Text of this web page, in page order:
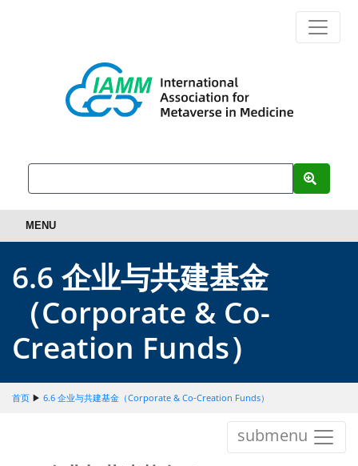
MENU
6.6 企业与共建基金
（Corporate & Co-
Creation Funds）
首页 ▶ 6.6 企业与共建基金（Corporate & Co-Creation Funds）
submenu